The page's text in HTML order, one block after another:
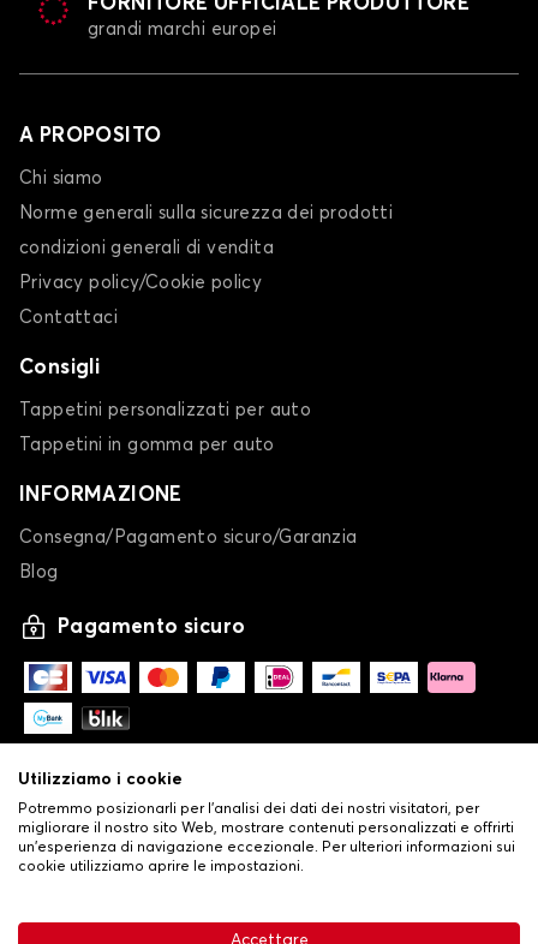
FORNITORE UFFICIALE PRODUTTORE
grandi marchi europei
A PROPOSITO
Chi siamo
Norme generali sulla sicurezza dei prodotti
condizioni generali di vendita
Privacy policy/Cookie policy
Contattaci
Consigli
Tappetini personalizzati per auto
Tappetini in gomma per auto
INFORMAZIONE
Consegna/Pagamento sicuro/Garanzia
Blog
Pagamento sicuro
Condizioni generali di vendita•
Utilizziamo i cookie
Potremmo posizionarli per l'analisi dei dati dei nostri visitatori, per
migliorare il nostro sito Web, mostrare contenuti personalizzati e offrirti
un'esperienza di navigazione eccezionale. Per ulteriori informazioni sui
cookie utilizziamo aprire le impostazioni.
Accettare